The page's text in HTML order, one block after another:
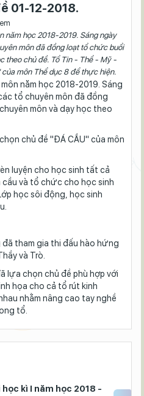
01-12-2018.
năm học 2018-2019. Sáng ngày
môn đã đồng loạt tổ chức buổi
theo chủ đề. Tổ Tin - Thể - Mỹ -
môn Thể dục 8 để thực hiện.
năm học 2018-2019. Sáng
tổ chuyên môn đã đồng
môn và dạy học theo
chủ đề "ĐÁ CẦU" của môn
luyện cho học sinh tất cả
và tổ chức cho học sinh
học sôi động, học sinh
tham gia thi đấu hào hứng
và Trò.
lựa chọn chủ đề phù hợp với
họa cho cả tổ rút kinh
nhằm nâng cao tay nghề
tổ.
học kì I năm học 2018 -